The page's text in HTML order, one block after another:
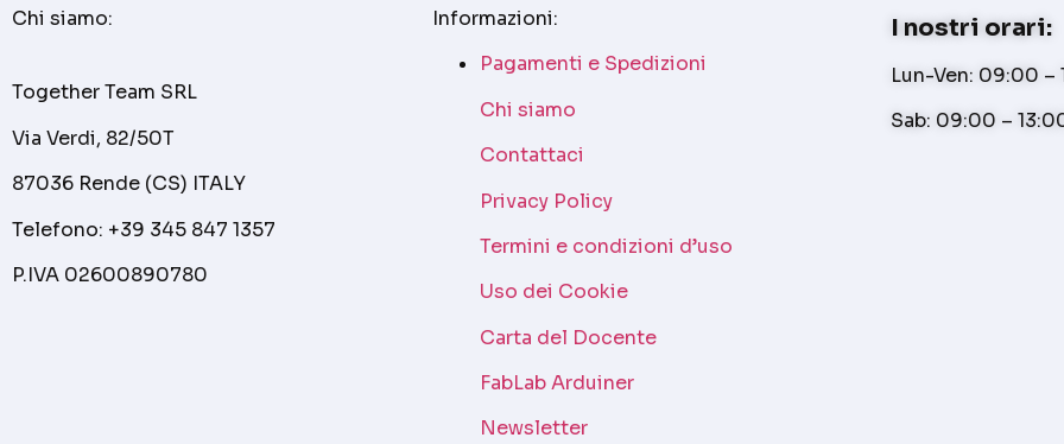
Chi siamo:
Together Team SRL
Via Verdi, 82/50T
87036 Rende (CS) ITALY
Telefono: +39 345 847 1357
P.IVA 02600890780
Informazioni:
Pagamenti e Spedizioni
Chi siamo
Contattaci
Privacy Policy
Termini e condizioni d’uso
Uso dei Cookie
Carta del Docente
FabLab Arduiner
Newsletter
I nostri orari:
Lun-Ven: 09:00 –
Sab: 09:00 –